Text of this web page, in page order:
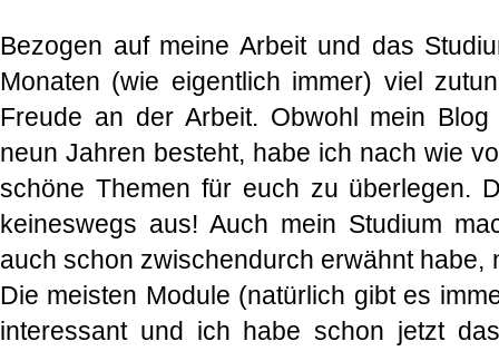
Bezogen auf meine Arbeit und das
Monaten (wie eigentlich immer) viel
Freude an der Arbeit. Obwohl mein
neun Jahren besteht, habe ich nach wie
schöne Themen für euch zu überlegen.
keineswegs aus! Auch mein Studium
auch schon zwischendurch erwähnt habe,
Die meisten Module (natürlich gibt es
interessant und ich habe schon jetzt